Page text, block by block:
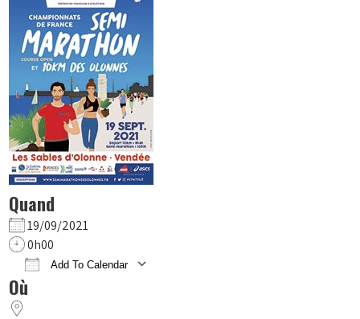
Quand
19/09/2021
0h00
Add To Calendar
Où